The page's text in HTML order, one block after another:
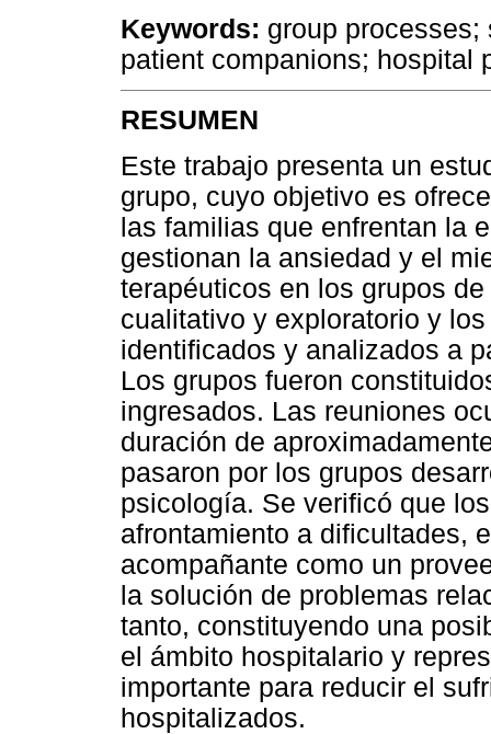
Keywords: group
patient companions; hospital
RESUMEN
Este trabajo presenta un
grupo, cuyo objetivo es
las familias que enfrentan la
gestionan la ansiedad y el
terapéuticos en los grupos
cualitativo y exploratorio y
identificados y analizados a
Los grupos fueron
ingresados. Las reuniones
duración de
pasaron por los grupos
psicología. Se verificó que
afrontamiento a dificultades,
acompañante como un
la solución de problemas
tanto, constituyendo una
el ámbito hospitalario y
importante para reducir el
hospitalizados.